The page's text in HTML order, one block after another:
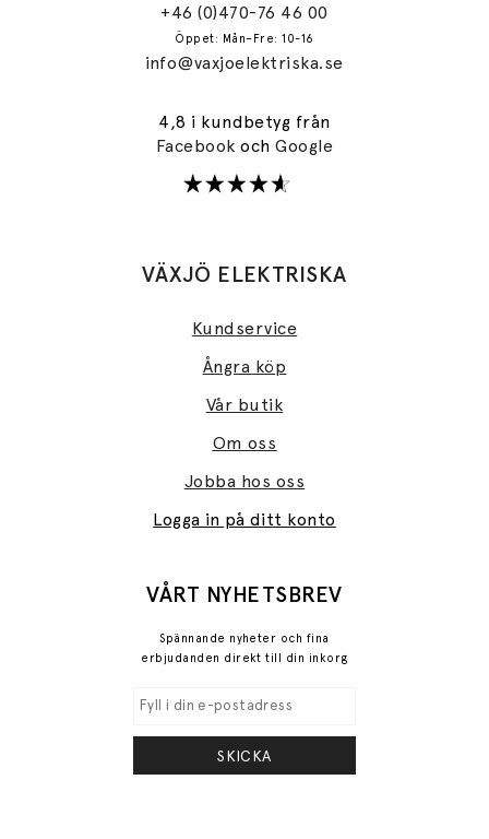
+46 (0)470-76 46 00
Öppet: Mån–Fre: 10-16
info@vaxjoelektriska.se
4,8 i kundbetyg från
FacebookochGoogle
VÄXJÖ ELEKTRISKA
Kundservice
Ångra köp
Vår butik
Om oss
Jobba hos oss
Logga in på ditt konto
VÅRT NYHETSBREV
Spännande nyheter och fina
erbjudanden direkt till din inkorg
SKICKA